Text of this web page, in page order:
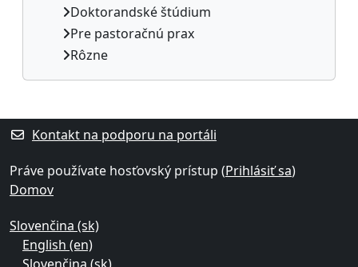
Doktorandské štúdium
Pre pastoračnú prax
Rôzne
Dodatočné bloky
Kontakt na podporu na portáli
Práve používate hosťovský prístup (Prihlásiť sa)
Domov
Slovenčina ‎(sk)‎
English ‎(en)‎